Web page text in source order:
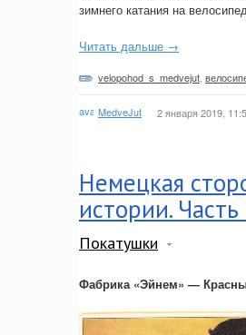
зимнего катания на
Читать дальше →
velopohod_s_medvejut
MedveJut 2 января 2019,
Немецкая
истории. Часть
Покатушки
Фабрика «Эйнем» —